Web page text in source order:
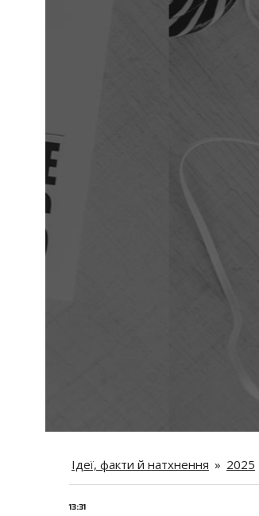
Ідеї,
є
Ідеї, факти й натхнення » 2025
13:31